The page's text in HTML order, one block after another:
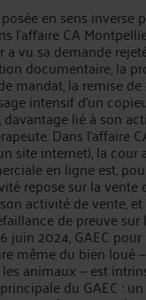
en sens inverse
l’affaire CA
a vu sa demande
documentaire, la
mandat, la remise
intensif d’un
lié à son
Dans l’affaire
site internet), la cour
en ligne est,
repose sur la
activité de vente, et
de preuve sur
juin 2024, GAEC
même du bien loué
animaux — est
du GAEC :